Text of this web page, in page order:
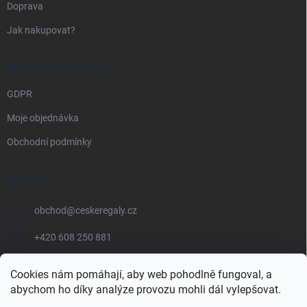
Cookies nám pomáhají, aby web pohodlně fungoval, a
abychom ho díky analýze provozu mohli dál vylepšovat.
Doprava
Jak nakupovat?
PRÁVNÍ INFORMACE
GDPR
Moje objednávka
Obchodní podmínky
KONTAKT
obchod@ceskeregaly.cz
+420 608 250 881